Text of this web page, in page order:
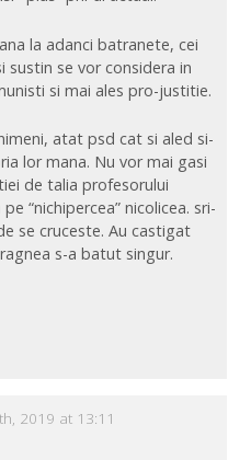
la adanci batranete, cei
sustin se vor considera in
si mai ales pro-justitie.
atat psd cat si aled si-
lor mana. Nu vor mai gasi
de talia profesorului
“nichipercea” nicolicea. sri-
se cruceste. Au castigat
s-a batut singur.
2019 at 13:11